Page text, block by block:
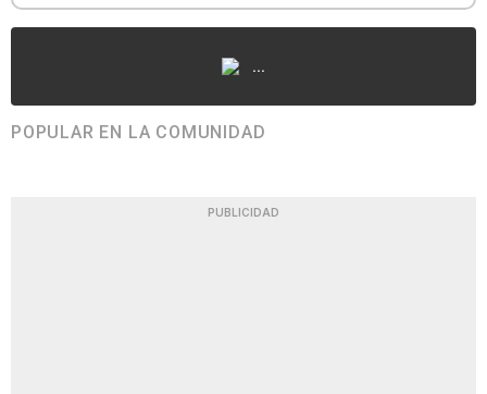
...
POPULAR EN LA COMUNIDAD
PUBLICIDAD